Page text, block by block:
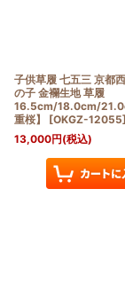
子供草履 七五三 京都
の子 金襴生地 草履
16.5cm/18.0cm/
重桜】
[OKGZ-12055]
13,000円(税込)